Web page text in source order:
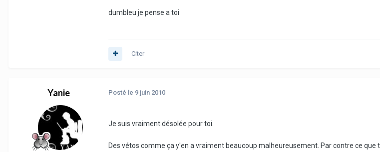
dumbleu je pense a toi
Citer
Yanie Posté le 9 juin 2010
Je suis vraiment désolée pour toi.
Des vétos comme ça y'en a vraiment beaucoup malheureusement. Par contre ce